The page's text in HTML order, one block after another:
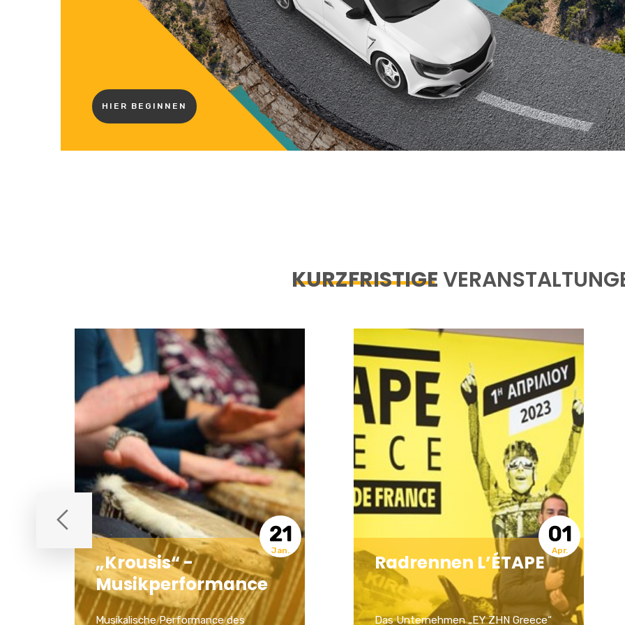
HIER BEGINNEN
KURZFRISTIGE
01
Apr.
Radrennen L’ÉTAPE
Das Unternehmen „EY ZHN Greece“
26
Febr.
Großer Karnevalszug
von Patras 2023
Der Karneval von Patras ist sowohl die